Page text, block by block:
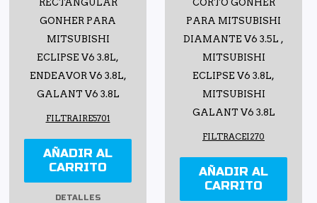
RECTANGULAR
GONHER PARA
MITSUBISHI
ECLIPSE V6 3.8L,
ENDEAVOR V6 3.8L,
GALANT V6 3.8L
FILTRAIRE5701
AÑADIR AL
CARRITO
DETALLES
CORTO GONHER
PARA MITSUBISHI
DIAMANTE V6 3.5L ,
MITSUBISHI
ECLIPSE V6 3.8L,
MITSUBISHI
GALANT V6 3.8L
FILTRACEI270
AÑADIR AL
CARRITO